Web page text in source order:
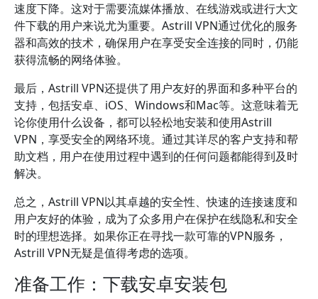
速度下降。这对于需要流媒体播放、在线游戏或进行大文
件下载的用户来说尤为重要。Astrill VPN通过优化的服务
器和高效的技术，确保用户在享受安全连接的同时，仍能
获得流畅的网络体验。
最后，Astrill VPN还提供了用户友好的界面和多种平台的
支持，包括安卓、iOS、Windows和Mac等。这意味着无
论你使用什么设备，都可以轻松地安装和使用Astrill
VPN，享受安全的网络环境。通过其详尽的客户支持和帮
助文档，用户在使用过程中遇到的任何问题都能得到及时
解决。
总之，Astrill VPN以其卓越的安全性、快速的连接速度和
用户友好的体验，成为了众多用户在保护在线隐私和安全
时的理想选择。如果你正在寻找一款可靠的VPN服务，
Astrill VPN无疑是值得考虑的选项。
准备工作：下载安卓安装包